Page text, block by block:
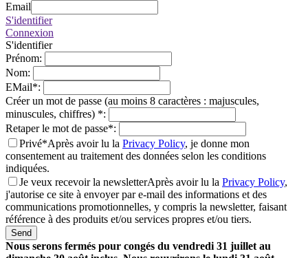
Email
S'identifier
Connexion
S'identifier
Prénom:
Nom:
EMail*:
Créer un mot de passe (au moins 8 caractères : majuscules,
minuscules, chiffres) *:
Retaper le mot de passe*:
Privé*Après avoir lu la Privacy Policy, je donne mon
consentement au traitement des données selon les conditions
indiquées.
Je veux recevoir la newsletterAprès avoir lu la Privacy Policy,
j'autorise ce site à envoyer par e-mail des informations et des
communications promotionnelles, y compris la newsletter, faisant
référence à des produits et/ou services propres et/ou tiers.
Send
Nous serons fermés pour congés du vendredi 31 juillet au